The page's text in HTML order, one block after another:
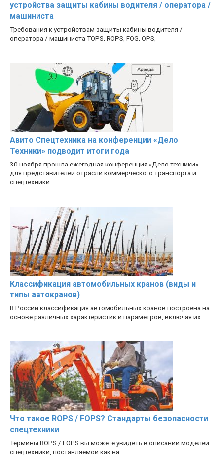
устройства защиты кабины водителя / оператора /
машиниста
Требования к устройствам защиты кабины водителя /
оператора / машиниста TOPS, ROPS, FOG, OPS,
Авито Спецтехника на конференции «Дело
Техники» подводит итоги года
30 ноября прошла ежегодная конференция «Дело техники»
для представителей отрасли коммерческого транспорта и
спецтехники
Классификация автомобильных кранов (виды и
типы автокранов)
В России классификация автомобильных кранов построена на
основе различных характеристик и параметров, включая их
Что такое ROPS / FOPS? Стандарты безопасности
спецтехники
Термины ROPS / FOPS вы можете увидеть в описании моделей
спецтехники, поставляемой как на